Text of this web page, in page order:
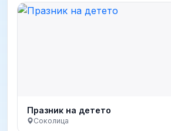
Празник на детето
Соколица